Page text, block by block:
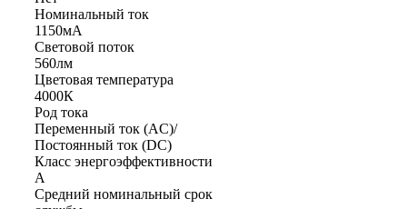
Номинальный ток
1150мА
Световой поток
560лм
Цветовая температура
4000К
Род тока
Переменный ток (AC)/
Постоянный ток (DC)
Класс энергоэффективности
A
Средний номинальный срок